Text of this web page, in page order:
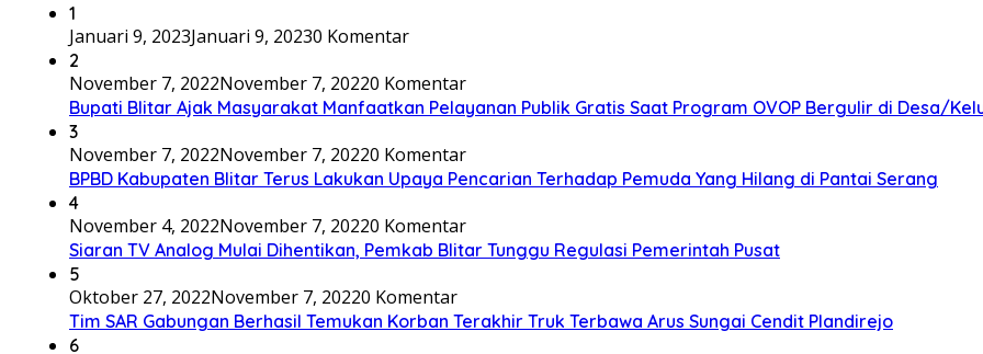
1
Januari 9, 2023Januari 9, 20230 Komentar
2
November 7, 2022November 7, 20220 Komentar
Bupati Blitar Ajak Masyarakat Manfaatkan Pelayanan Publik Gratis Saat Program OVOP Bergulir di Desa/
3
November 7, 2022November 7, 20220 Komentar
BPBD Kabupaten Blitar Terus Lakukan Upaya Pencarian Terhadap Pemuda Yang Hilang di Pantai Serang
4
November 4, 2022November 7, 20220 Komentar
Siaran TV Analog Mulai Dihentikan, Pemkab Blitar Tunggu Regulasi Pemerintah Pusat
5
Oktober 27, 2022November 7, 20220 Komentar
Tim SAR Gabungan Berhasil Temukan Korban Terakhir Truk Terbawa Arus Sungai Cendit Plandirejo
6